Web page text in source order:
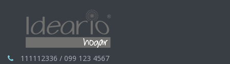
111112336 / 099 123 4567